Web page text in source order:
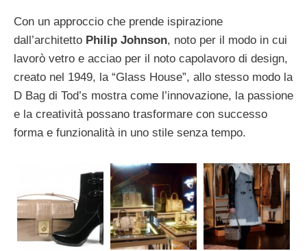
Con un approccio che prende ispirazione
dall’architetto Philip Johnson, noto per il modo in cui
lavorò vetro e acciao per il noto capolavoro di design,
creato nel 1949, la “Glass House”, allo stesso modo la
D Bag di Tod’s mostra come l’innovazione, la passione
e la creatività possano trasformare con successo
forma e funzionalità in uno stile senza tempo.